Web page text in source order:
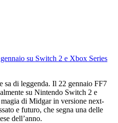
su Switch 2 e Xbox Series
di leggenda. Il 22 gennaio FF7
su Nintendo Switch 2 e
di Midgar in versione next-
e futuro, che segna una delle
dell’anno.